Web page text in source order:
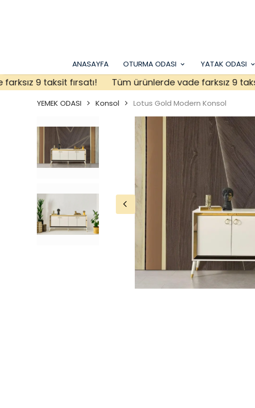
ANASAYFA OTURMA ODASI YATAK ODASI
9 taksit fırsatı! Tüm ürünlerde vade farksız 9 taksit
YEMEK ODASI Konsol Lotus Gold Modern Konsol